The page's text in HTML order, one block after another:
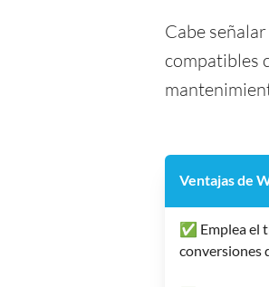
Cabe
compatibles
Ventajas de
✅ Emplea el
conversiones